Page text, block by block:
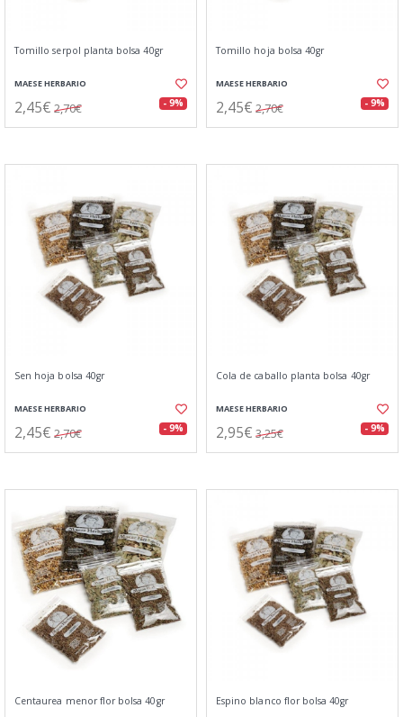
Tomillo serpol planta bolsa 40gr
MAESE HERBARIO
2,45€ 2,70€ - 9%
Tomillo hoja bolsa 40gr
MAESE HERBARIO
2,45€ 2,70€ - 9%
Sen hoja bolsa 40gr
MAESE HERBARIO
2,45€ 2,70€ - 9%
Cola de caballo planta bolsa 40gr
MAESE HERBARIO
2,95€ 3,25€ - 9%
Centaurea menor flor bolsa 40gr Espino blanco flor bolsa 40gr